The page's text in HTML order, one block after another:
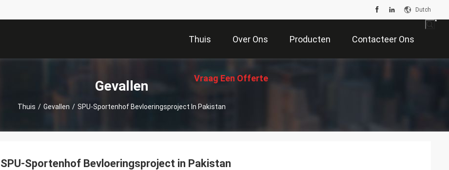
Dutch
Thuis Over Ons Producten Contacteer Ons
Vraag Een Offerte
Gevallen
Thuis / Gevallen / SPU-Sportenhof Bevloeringsproject In Pakistan
SPU-Sportenhof Bevloeringsproject in Pakistan